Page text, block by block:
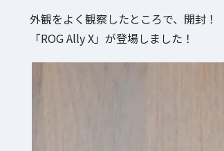
外観をよく観察したところで、開封！
「ROG Ally X」が登場しました！